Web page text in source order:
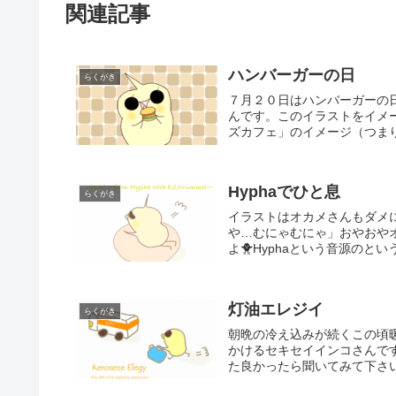
関連記事
らくがき ハンバーガーの日
７月２０日はハンバーガー
んです。このイラストをイ
ズカフェ」のイメージ（つ
らくがき Hyphaでひと息
イラストはオカメさんもダメ
や…むにゃむにゃ」おやおや
よ🐥Hyphaという音源のとい
らくがき 灯油エレジイ
朝晩の冷え込みが続くこの頃
かけるセキセイインコさんで
た良かったら聞いてみて下さ